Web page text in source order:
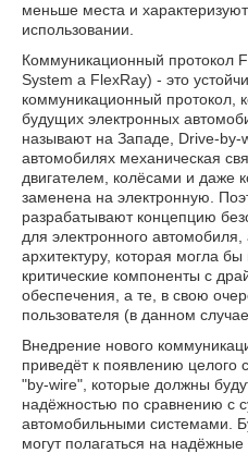
меньше места и
использовании.
Коммуникационный протокол
System a FlexRay) - это
коммуникационный протокол,
будущих электронных
называют на Западе, Drive-by-
автомобилях механическая
двигателем, колёсами и даже
заменена на электронную.
разрабатывают концепцию
для электронного автомобиля,
архитектуру, которая могла
критические компоненты с
обеспечения, а те, в свою
пользователя (в данном
Внедрение нового
приведёт к появлению целого
"by-wire", которые должны
надёжностью по сравнению с
автомобильными системами.
могут полагаться на